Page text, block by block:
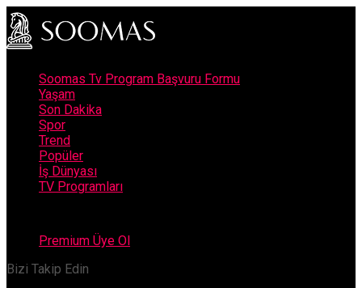
Soomas Tv Program Başvuru Formu
Yaşam
Son Dakika
Spor
Trend
Popüler
İş Dünyası
TV Programları
Premium Üye Ol
Bizi Takip Edin